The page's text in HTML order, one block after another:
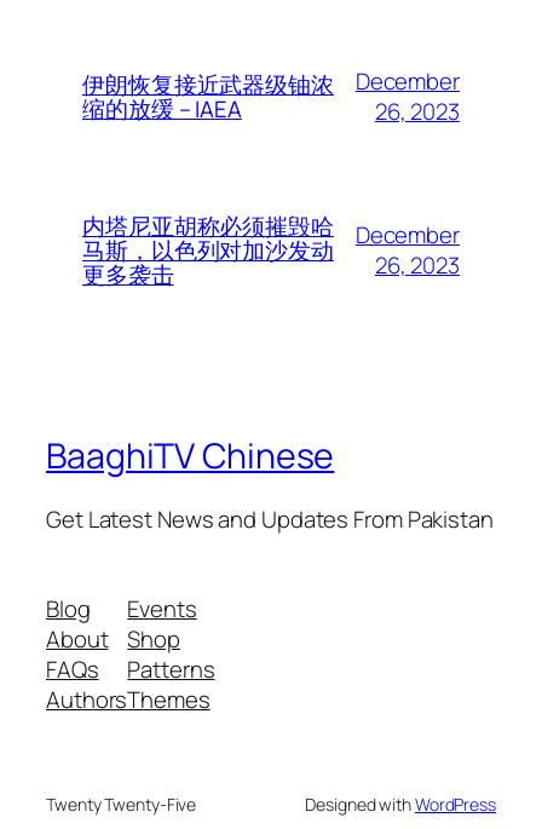
伊朗恢复接近武器级铀浓
缩的放缓 – IAEA
December
26, 2023
内塔尼亚胡称必须摧毁哈
马斯，以色列对加沙发动
更多袭击
December
26, 2023
BaaghiTV Chinese
Get Latest News and Updates From Pakistan
Blog
About
FAQs
Authors
Events
Shop
Patterns
Themes
Twenty Twenty-Five Designed withWordPress